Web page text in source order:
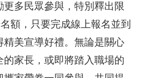
更多民眾參與，特別釋出限
額，只要完成線上報名並到
精美宣導好禮。無論是關心
的家長，或即將踏入職場的